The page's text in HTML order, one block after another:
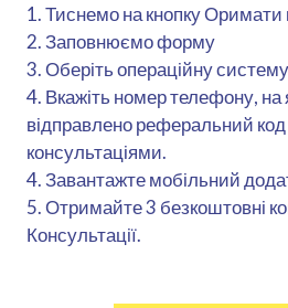
1. Тиснемо на кнопку Оримати
2. Заповнюємо форму
3. Оберіть операційну
4. Вкажіть номер телефону, на
відправлено реферальний
консультаціями.
4. Завантажте мобільний
5. Отримайте 3 безкоштовні
Консультації.